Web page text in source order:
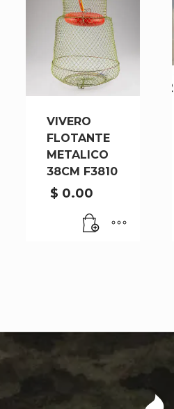
VIVERO
FLOTANTE
METALICO
38CM F3810
$ 0.00